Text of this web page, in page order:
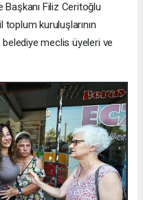
Başkanı Filiz Ceritoğlu
kuruluşlarının
meclis üyeleri ve